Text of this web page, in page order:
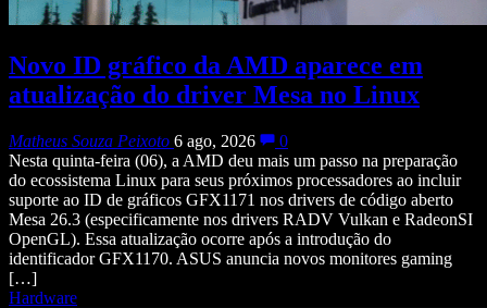
Novo ID gráfico da AMD aparece em
atualização do driver Mesa no Linux
Matheus Souza Peixoto 6 ago, 2026
0
Nesta quinta-feira (06), a AMD deu mais um passo na preparação
do ecossistema Linux para seus próximos processadores ao incluir
suporte ao ID de gráficos GFX1171 nos drivers de código aberto
Mesa 26.3 (especificamente nos drivers RADV Vulkan e RadeonSI
OpenGL). Essa atualização ocorre após a introdução do
identificador GFX1170. ASUS anuncia novos monitores gaming
[…]
Hardware